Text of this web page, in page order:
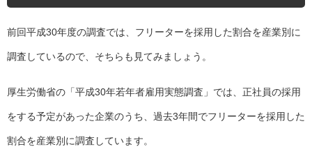
前回平成30年度の調査では、フリーターを採用した割合を産業別に
調査しているので、そちらも見てみましょう。
厚生労働省の「平成30年若年者雇用実態調査」では、正社員の採用
をする予定があった企業のうち、過去3年間でフリーターを採用した
割合を産業別に調査しています。